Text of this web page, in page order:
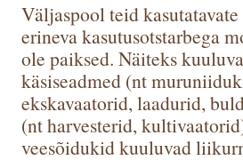
Väljaspool teid
erineva kasutusotstarbega
ole paiksed. Näiteks
käsiseadmed (nt
ekskavaatorid, laadurid,
(nt harvesterid,
veesõidukid kuuluvad